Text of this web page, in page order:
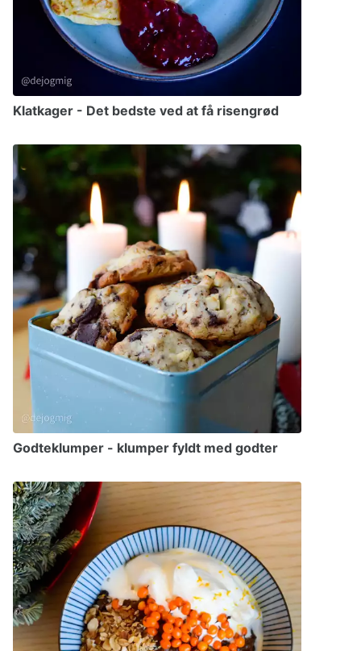
Klatkager - Det bedste ved at få risengrød
Godteklumper - klumper fyldt med godter